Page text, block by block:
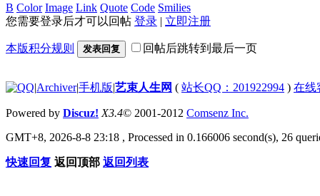
B Color Image Link Quote Code Smilies
您需要登录后才可以回帖 登录 | 立即注册
本版积分规则 发表回复 回帖后跳转到最后一页
|Archiver|手机版|艺束人生网 ( 站长QQ：201922994 ) 在线
Powered by Discuz! X3.4© 2001-2012 Comsenz Inc.
GMT+8, 2026-8-8 23:18 , Processed in 0.166006 second(s), 26
快速回复 返回顶部 返回列表